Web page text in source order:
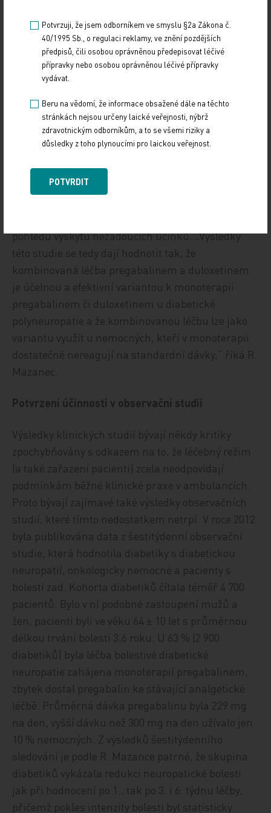
porovnání maximálních dávek v monoterapii a
kombinační léčby. Z výsledků studie vyplývá, že při
hodnocení primárního cílového ukazatele
(průměrné 24hodinové skóre intenzity bolesti)
nebyl prokázán statisticky signifikantní rozdíl mezi
monoterapií v maximálních dávkách a
kombinovanou léčbou, nicméně podrobnější
analýza prokázala trend k vyššímu procentu
responderů se zmírněním intenzity bolesti o více
než 50 % u kombinované léčby (52,1 % u
pohledu výskytu nežádoucích účinků. „Výsledky
této studie se tedy dají hodnotit tak, že
kombinovaná léčba pregabalinem a duloxetinem
je účelnou a efektivní variantou k monoterapii
pregabalinem či duloxetinem u diabetické
polyneuropatie a že kombinovanou léčbu lze jako
variantu využít u nemocných, kteří v monoterapii
dostatečně nereagují na standardní dávky,“ říká R.
Mazanec.
Potvrzení účinnosti v observační studii
Výsledky klinických studií bývají někdy kritiky
zpochybňovány s odkazem na to, že léčebný režim
(a také zařazení pacienti) zcela neodpovídají
podmínkám běžné klinické praxe v ambulancích.
Proto bývají zajímavé také výsledky observačních
studií, které tímto nedostatkem netrpí. V roce 2012
byla publikována data z šestitýdenní observační
studie, která hodnotila diabetiky s diabetickou
neuropatií, onkologicky nemocné a pacienty s
bolestí zad. Kohorta diabetiků čítala téměř 4 700
pacientů. Bylo v ní podobné zastoupení mužů a
žen, pacienti byli ve věku 64 ± 10 let s průměrnou
délkou trvání bolesti 3,6 roku. U 63 % (2 900
diabetiků) byla léčba bolestivé diabetické
neuropatie zahájena monoterapií pregabalinem,
zbytek dostal pregabalin ke stávající analgetické
léčbě. Průměrná dávka pregabalinu byla 229 mg
na den, vyšší dávku než 300 mg na den užívalo jen
10 % nemocných. Z výsledků šestitýdenního
sledování je podle R. Mazance patrné, že skupina
diabetiků vykázala redukci neuropatické bolesti
jak při hodnocení po 1., tak po 3. i 6. týdnu léčby,
přičemž pokles intenzity bolesti byl statisticky
Potvrzuji, že jsem odborníkem ve smyslu §2a Zákona č.
40/1995 Sb., o regulaci reklamy, ve znění pozdějších
předpisů, čili osobou oprávněnou předepisovat léčivé
přípravky nebo osobou oprávněnou léčivé přípravky
vydávat.
Beru na vědomí, že informace obsažené dále na těchto
stránkách nejsou určeny laické veřejnosti, nýbrž
zdravotnickým odborníkům, a to se všemi riziky a
důsledky z toho plynoucími pro laickou veřejnost.
POTVRDIT